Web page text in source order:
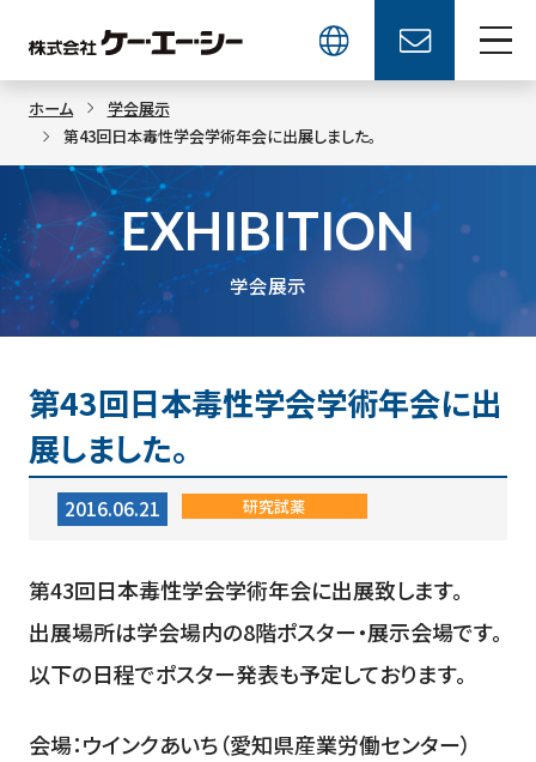
ホーム
学会展示
第43回日本毒性学会学術年会に出展しました。
EXHIBITION
学会展示
第43回日本毒性学会学術年会に出
展しました。
2016.06.21 研究試薬
第43回日本毒性学会学術年会に出展致します。
出展場所は学会場内の8階ポスター・展示会場です。
以下の日程でポスター発表も予定しております。
会場：ウインクあいち（愛知県産業労働センター）